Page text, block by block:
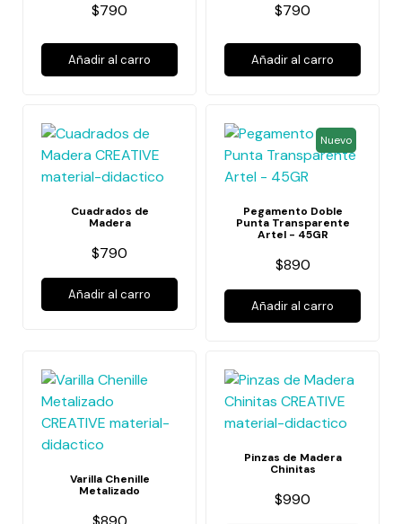
$790
Añadir al carro
$790
Añadir al carro
Cuadrados de
Madera
$790
Añadir al carro
Nuevo
Pegamento Doble
Punta Transparente
Artel - 45GR
$890
Añadir al carro
Varilla Chenille
Metalizado
Pinzas de Madera
Chinitas
$990